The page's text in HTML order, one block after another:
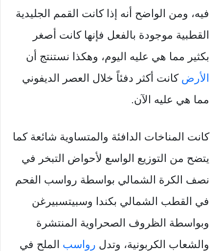
فيه، ومن الواضح أنه إذا كانت القمم الجليدية
القطبية موجودة بالفعل فإنها كانت أصغر
بكثير مما هي عليه اليوم، وهكذا نستنتج أن
الأرض كانت أكثر دفئاً خلال العصر الديفوني
مما هي عليه الآن.
كانت المناخات الدافئة والمتساوية شائعة كما
يتضح من التوزيع الواسع لأحواض التبخر في
نصف الكرة الشمالي بواسطة رواسب الفحم
في القطب الشمالي بكندا وسبيتسبيرغن
وبواسطة الظروف الصحراوية المنتشرة
والشعاب الكربونية، وتدل رواسب الملح في